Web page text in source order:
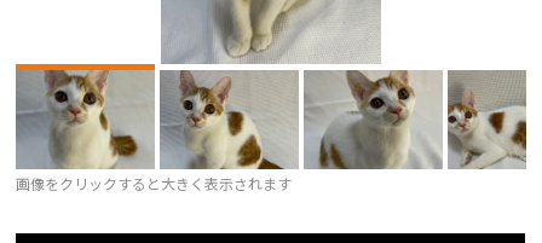
画像をクリックすると大きく表示されます